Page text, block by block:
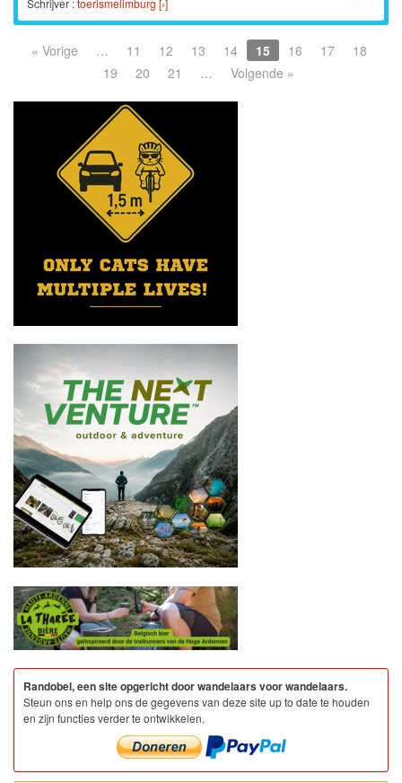
Schrijver :toerismelimburg [›]
« Vorige … 11 12 13 14 15 16 17
18
19
20 21 … Volgende »
Randobel, een site opgericht door wandelaars voor wandelaars.
Steun ons en help ons de gegevens van deze site up to date te houden
en zijn functies verder te ontwikkelen.